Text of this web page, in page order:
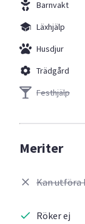
Barnvakt
Läxhjälp
Husdjur
Trädgård
Festhjälp
Meriter
Kan utföra
Röker ej